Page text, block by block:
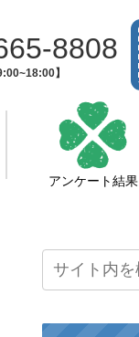
8808
】
アンケート結果